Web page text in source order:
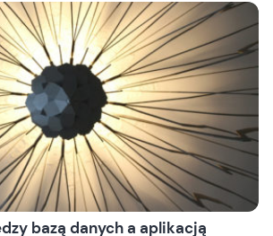
bazą danych a aplikacją